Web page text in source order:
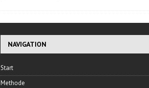
NAVIGATION
Start
Methode